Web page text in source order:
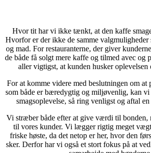
Hvor tit har vi ikke tænkt, at den kaffe
Hvorfor er der ikke de samme
og mad. For restauranterne, der giver
de både få solgt mere kaffe og tilmed avec og
aller vigtigst, at kunden husker oplevelsen
For at komme videre med beslutningen om at
som både er bæredygtig og miljøvenlig, kan vi
smagsoplevelse, så ring venligst og aftal
Vi stræber både efter at give værdi til bonden,
til vores kunder. Vi lægger rigtig meget
friske høste, da det netop er her, hvor den
sker. Derfor har vi også et stort fokus på at